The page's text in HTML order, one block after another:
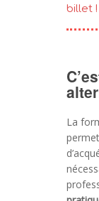
billet !
La